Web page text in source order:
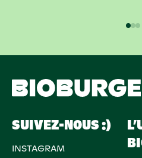
SUIVEZ-NOUS :)
INSTAGRAM